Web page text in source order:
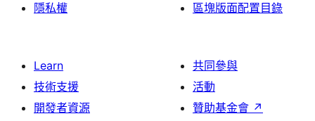
隱私權
區塊版面配置目錄
Learn
技術支援
開發者資源
共同參與
活動
贊助基金會 ↗